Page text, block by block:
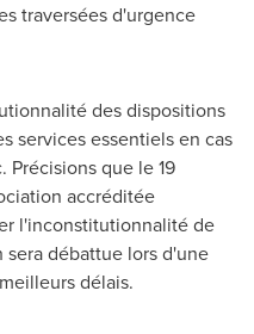
traversées d'urgence
des dispositions
services essentiels en cas
Précisions que le 19
accréditée
l'inconstitutionnalité de
débattue lors d'une
délais.